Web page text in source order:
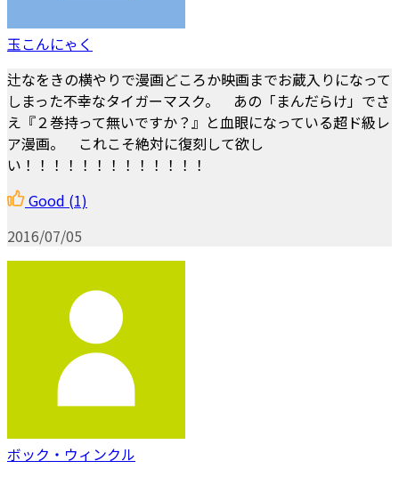
玉こんにゃく
辻なをきの横やりで漫画どころか映画までお蔵入りになって
しまった不幸なタイガーマスク。 あの「まんだらけ」でさ
え『２巻持って無いですか？』と血眼になっている超ド級レ
ア漫画。 これこそ絶対に復刻して欲し
い！！！！！！！！！！！！！
Good (1)
2016/07/05
ボック・ウィンクル